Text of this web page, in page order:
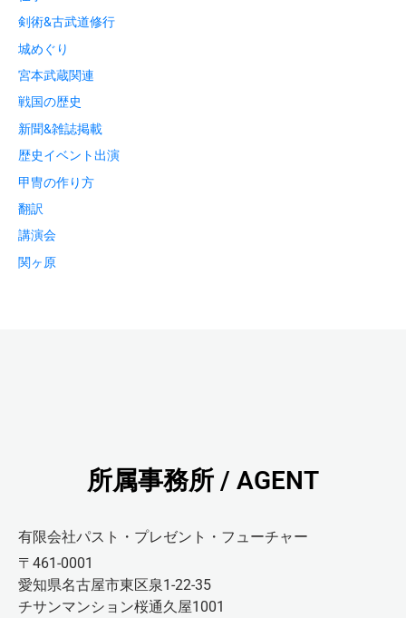
剣術&古武道修行
城めぐり
宮本武蔵関連
戦国の歴史
新聞&雑誌掲載
歴史イベント出演
甲冑の作り方
翻訳
講演会
関ヶ原
所属事務所 / AGENT
有限会社パスト・プレゼント・フューチャー
〒461-0001
愛知県名古屋市東区泉1-22-35
チサンマンション桜通久屋1001